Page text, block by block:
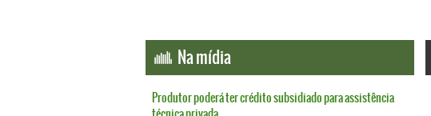
Na mídia
Produtor poderá ter crédito subsidiado para assistência